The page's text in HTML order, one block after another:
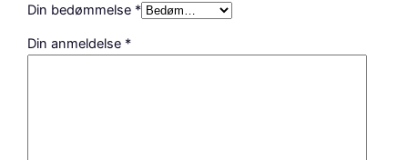
Din bedømmelse *
Din anmeldelse *